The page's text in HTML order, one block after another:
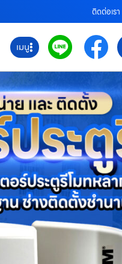
ติดต่อเรา
เมนู